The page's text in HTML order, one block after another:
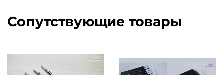
Сопутствующие товары